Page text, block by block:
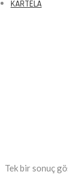
KARTELA
Tek bir sonuç